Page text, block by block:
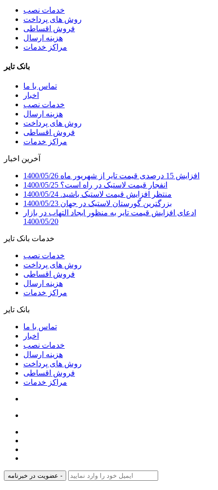
خدمات نصب
روش های پرداخت
فروش اقساطی
هزینه ارسال
مراکز خدمات
بانک تایر
تماس با ما
اخبار
خدمات نصب
هزینه ارسال
روش های پرداخت
فروش اقساطی
مراکز خدمات
آخرین اخبار
افزایش 15 درصدی قیمت تایر از شهریور ماه
1400/05/26
انفجار قیمت لاستیک در راه است؟ 1400/05/25
منتظر افزایش قیمت لاستیک باشید. 1400/05/24
بزرگترین گورستان لاستیک در جهان 1400/05/23
ادعای افزایش قیمت تایر به منظور ایجاد التهاب در بازار
1400/05/20
خدمات بانک تایر
خدمات نصب
روش های پرداخت
فروش اقساطی
هزینه ارسال
مراکز خدمات
بانک تایر
تماس با ما
اخبار
خدمات نصب
هزینه ارسال
روش های پرداخت
فروش اقساطی
مراکز خدمات
عضویت در خبرنامه -